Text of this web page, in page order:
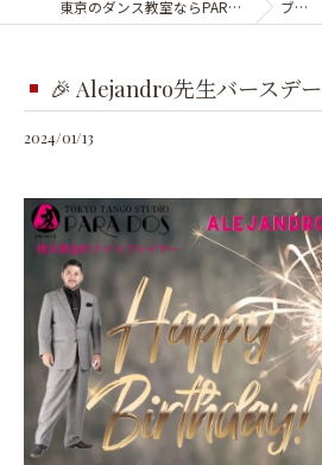
東京のダンス教室ならPARA DOS TANGO ブログ
🎉 Alejandro先生バースデ
2024/01/13